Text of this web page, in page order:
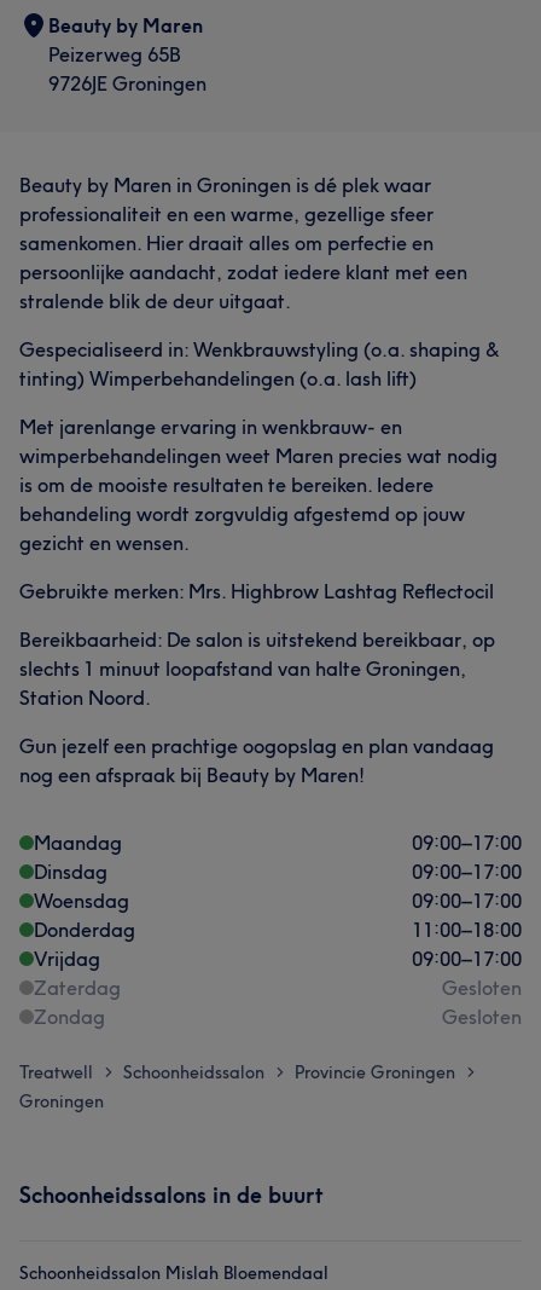
Beauty by Maren
Peizerweg 65B
9726JE Groningen
Beauty by Maren in Groningen is dé plek waar
professionaliteit en een warme, gezellige sfeer
samenkomen. Hier draait alles om perfectie en
persoonlijke aandacht, zodat iedere klant met een
stralende blik de deur uitgaat.
Gespecialiseerd in: Wenkbrauwstyling (o.a. shaping &
tinting) Wimperbehandelingen (o.a. lash lift)
Met jarenlange ervaring in wenkbrauw- en
wimperbehandelingen weet Maren precies wat nodig
is om de mooiste resultaten te bereiken. Iedere
behandeling wordt zorgvuldig afgestemd op jouw
gezicht en wensen.
Gebruikte merken: Mrs. Highbrow Lashtag Reflectocil
Bereikbaarheid: De salon is uitstekend bereikbaar, op
slechts 1 minuut loopafstand van halte Groningen,
Station Noord.
Gun jezelf een prachtige oogopslag en plan vandaag
nog een afspraak bij Beauty by Maren!
Maandag 09:00–17:00
Dinsdag
09:00–17:00
Woensdag
09:00–17:00
Donderdag
11:00–18:00
Vrijdag
09:00–17:00
Zaterdag
Gesloten
Zondag
Gesloten
Treatwell > Schoonheidssalon > Provincie Groningen >
Groningen
Schoonheidssalons in de buurt
Schoonheidssalon Mislah Bloemendaal